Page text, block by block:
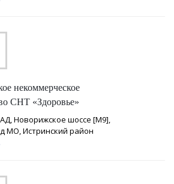
некоммерческое
СНТ «Здоровье»
Новорижское шоссе [М9],
МО, Истринский район